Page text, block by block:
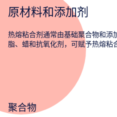
原材料和添加剂
热熔粘合剂通常由基础聚合物和添
脂、蜡和抗氧化剂，可赋予热熔粘
聚合物